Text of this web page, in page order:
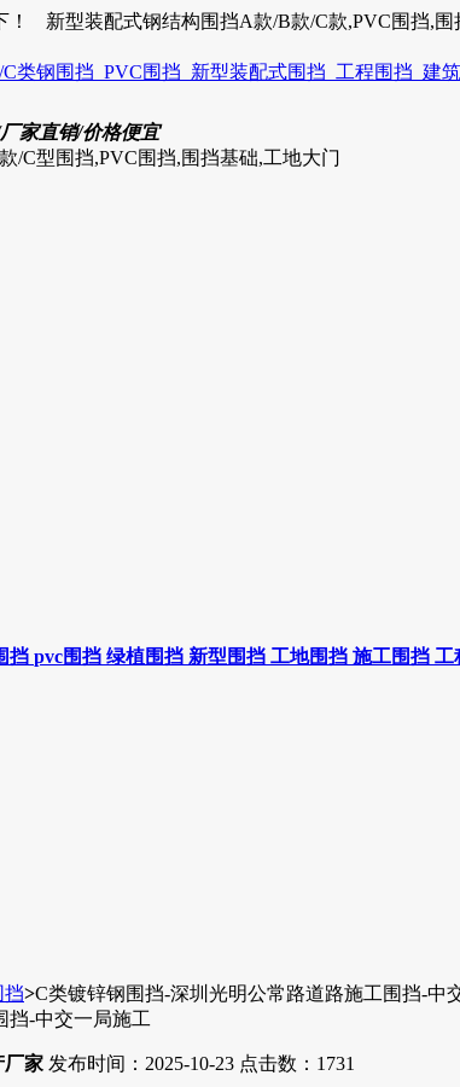
！
新型装配式钢结构围挡A款/B款/C款,PVC围挡,
家直销/价格便宜
/C型围挡,PVC围挡,围挡基础,工地大门
挡 pvc围挡 绿植围挡 新型围挡 工地围挡 施工围挡 工
挡>C类镀锌钢围挡-深圳光明公常路道路施工围挡-中
挡-中交一局施工
厂家 发布时间：2025-10-23 点击数：1731